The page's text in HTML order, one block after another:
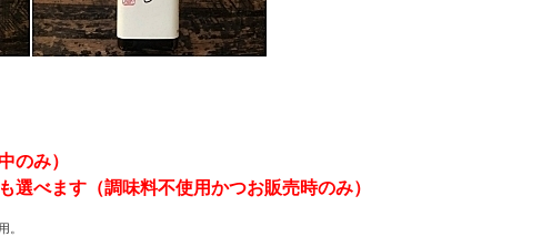
のみ）
べます（調味料不使用かつお販売時のみ）
。